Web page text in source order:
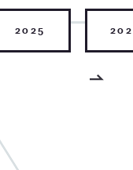
2025